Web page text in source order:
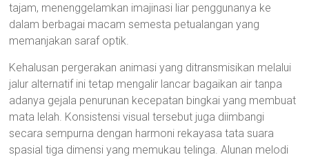
tajam, menenggelamkan imajinasi liar penggunanya ke
dalam berbagai macam semesta petualangan yang
memanjakan saraf optik.
Kehalusan pergerakan animasi yang ditransmisikan melalui
jalur alternatif ini tetap mengalir lancar bagaikan air tanpa
adanya gejala penurunan kecepatan bingkai yang membuat
mata lelah. Konsistensi visual tersebut juga diimbangi
secara sempurna dengan harmoni rekayasa tata suara
spasial tiga dimensi yang memukau telinga. Alunan melodi